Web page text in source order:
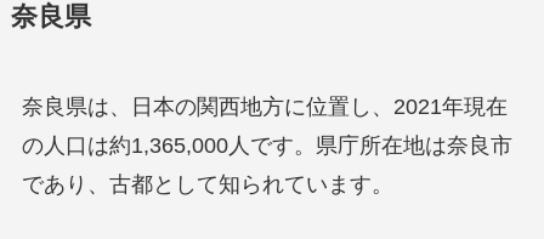
奈良県
奈良県は、日本の関西地方に位置し、2021年現在
の人口は約1,365,000人です。県庁所在地は奈良市
であり、古都として知られています。